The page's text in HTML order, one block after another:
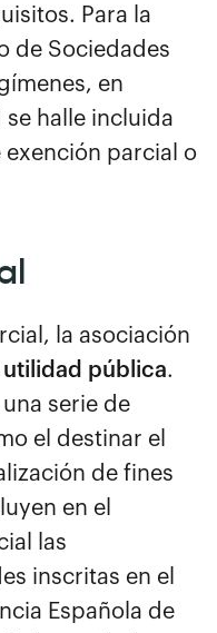
Para la
de Sociedades
en
halle incluida
exención parcial o
la asociación
pública.
serie de
el destinar el
de fines
en el
las
inscritas en el
Española de